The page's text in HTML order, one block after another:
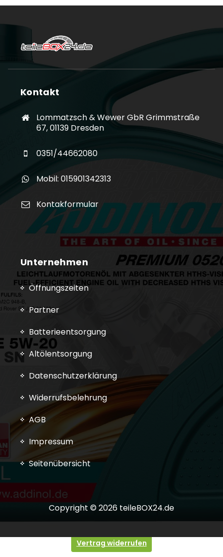
Kontakt
Lommatzsch & Wewer GbR Grimmstraße
67, 01139 Dresden
0351/44662080
Mobil: 015901342313
Kontakformular
Unternehmen
Öffnungszeiten
Partner
Batterieentsorgung
Altölentsorgung
Datenschutzerklärung
Widerrufsbelehrung
AGB
Impressum
Seitenübersicht
Copyright © 2026 teileBOX24.de
Vertrag widerrufen